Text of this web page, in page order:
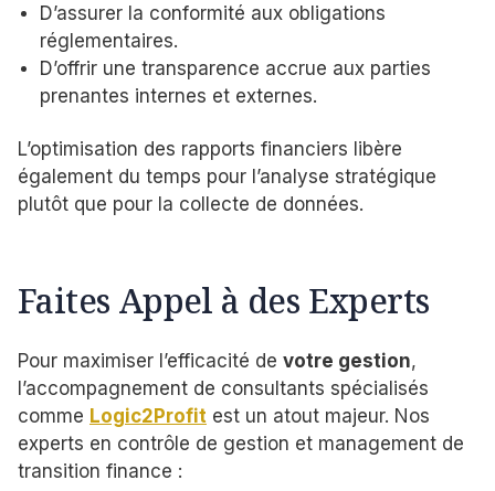
D’assurer la conformité aux obligations
réglementaires.
D’offrir une transparence accrue aux parties
prenantes internes et externes.
L’optimisation des rapports financiers libère
également du temps pour l’analyse stratégique
plutôt que pour la collecte de données.
Faites Appel à des Experts
Pour maximiser l’efficacité de votre gestion,
l’accompagnement de consultants spécialisés
comme Logic2Profit est un atout majeur. Nos
experts en contrôle de gestion et management de
transition finance :